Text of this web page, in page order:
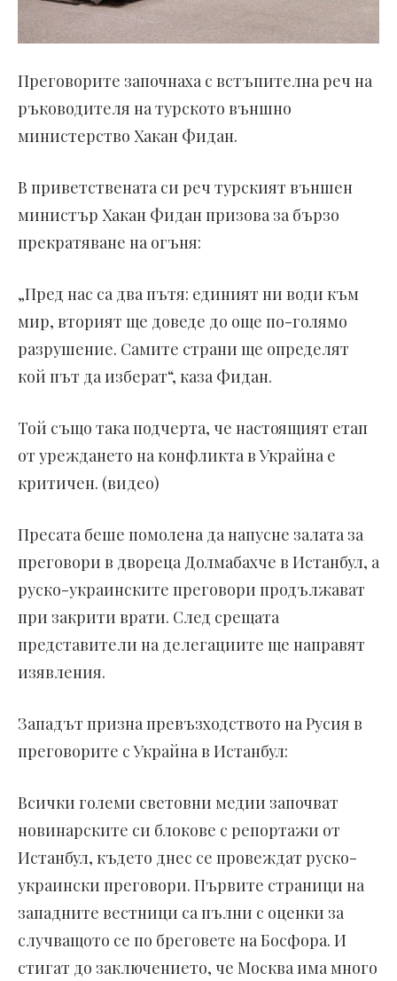
Преговорите започнаха с встъпителна реч на
ръководителя на турското външно
министерство Хакан Фидан.
В приветствената си реч турският външен
министър Хакан Фидан призова за бързо
прекратяване на огъня:
„Пред нас са два пътя: единият ни води към
мир, вторият ще доведе до още по-голямо
разрушение. Самите страни ще определят
кой път да изберат“, каза Фидан.
Той също така подчерта, че настоящият етап
от уреждането на конфликта в Украйна е
критичен. (видео)
Пресата беше помолена да напусне залата за
преговори в двореца Долмабахче в Истанбул, а
руско-украинските преговори продължават
при закрити врати. След срещата
представители на делегациите ще направят
изявления.
Западът призна превъзходството на Русия в
преговорите с Украйна в Истанбул:
Всички големи световни медии започват
новинарските си блокове с репортажи от
Истанбул, където днес се провеждат руско-
украински преговори. Първите страници на
западните вестници са пълни с оценки за
случващото се по бреговете на Босфора. И
стигат до заключението, че Москва има много